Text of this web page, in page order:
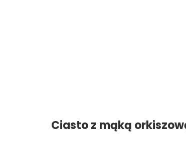
Ciasto z mąką